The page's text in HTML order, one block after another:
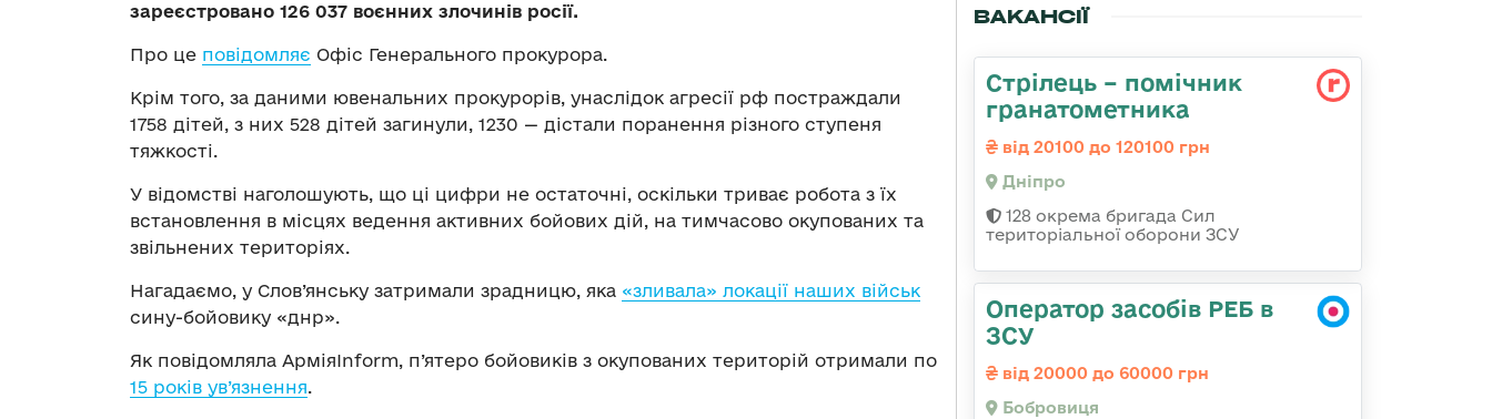
зареєстровано 126 037 воєнних злочинів росії.
Про це повідомляє Офіс Генерального прокурора.
Крім того, за даними ювенальних прокурорів, унаслідок агресії рф постраждали
1758 дітей, з них 528 дітей загинули, 1230 — дістали поранення різного ступеня
тяжкості.
У відомстві наголошують, що ці цифри не остаточні, оскільки триває робота з їх
встановлення в місцях ведення активних бойових дій, на тимчасово окупованих та
звільнених територіях.
Нагадаємо, у Слов’янську затримали зрадницю, яка «зливала» локації наших військ
сину-бойовику «днр».
Як повідомляла АрміяInform, п’ятеро бойовиків з окупованих територій отримали по
15 років ув’язнення.
ВАКАНСІЇ
Стрілець – помічник
гранатометника
від 20100 до 120100 грн
Дніпро
128 окрема бригада Сил
територіальної оборони ЗСУ
Оператор засобів РЕБ в
ЗСУ
від 20000 до 60000 грн
Бобровиця